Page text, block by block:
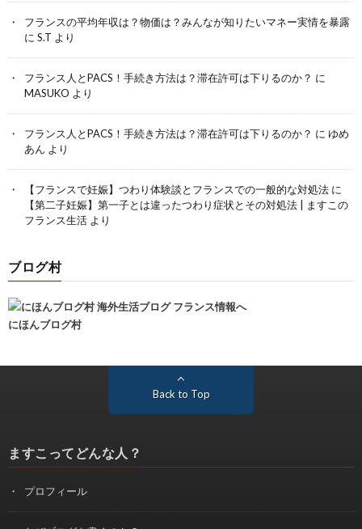
フランスの平均年収は？物価は？みんなが知りたいマネー実情を暴露
に S.T より
フランス人とPACS！手続き方法は？滞在許可は下りるのか？ に
MASUKO より
フランス人とPACS！手続き方法は？滞在許可は下りるのか？ に ゆめ
あん より
【フランスで妊娠】つわり体験談とフランスでの一般的な対処法 に
【第二子妊娠】第一子とは違ったつわり症状とその対処法 | ますこの
フランス生活 より
ブログ村
にほんブログ村
Back to Top
ますこってどんな人？
プロフィール